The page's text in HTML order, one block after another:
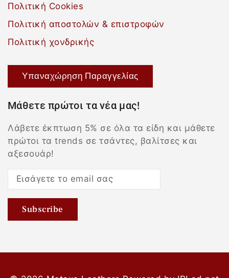
Πολιτική Cookies
Πολιτική αποστολών & επιστροφών
Πολιτική χονδρικής
Υπαναχώρηση Παραγγελίας
Μάθετε πρώτοι τα νέα μας!
Λάβετε έκπτωση 5% σε όλα τα είδη και μάθετε
πρώτοι τα trends σε τσάντες, βαλίτσες και
αξεσουάρ!